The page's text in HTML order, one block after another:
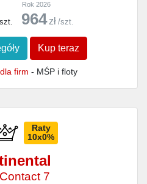
Rok 2026
964 zł /szt.
Kup teraz
firm - MŚP i floty
Raty
10x0%
7